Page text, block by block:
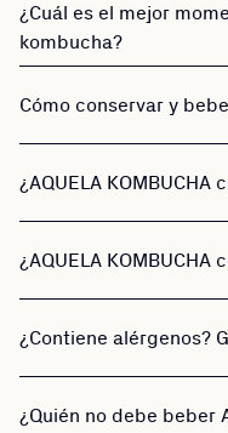
¿Cuál es el mejor
kombucha?
Cómo conservar y
¿AQUELA KOMBUCHA
¿AQUELA KOMBUCHA
¿Contiene alérgenos?
¿Quién no debe beber